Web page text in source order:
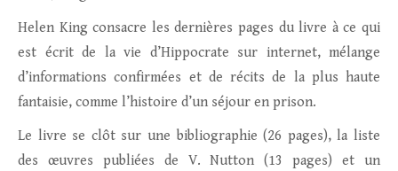
Helen King consacre les dernières pages du livre à ce qui
est écrit de la vie d’Hippocrate sur internet, mélange
d’informations confirmées et de récits de la plus haute
fantaisie, comme l’histoire d’un séjour en prison.
Le livre se clôt sur une bibliographie (26 pages), la liste
des œuvres publiées de V. Nutton (13 pages) et un